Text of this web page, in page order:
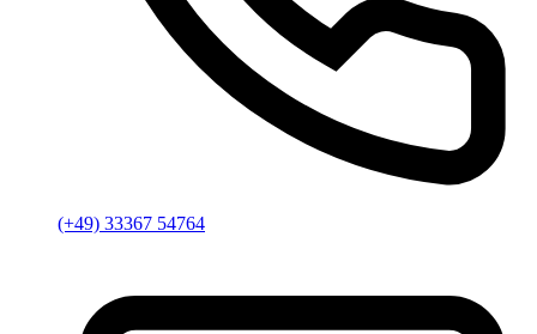
(+49) 33367 54764